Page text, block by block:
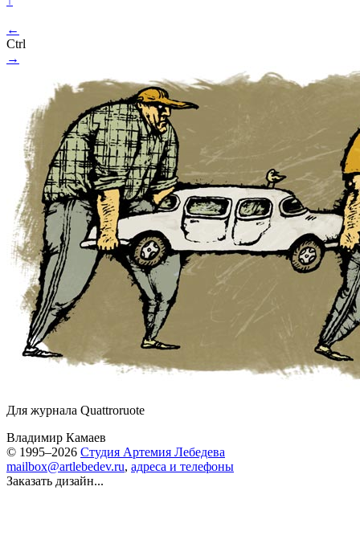
←
Ctrl
→
Для журнала Quattroruote
Владимир Камаев
© 1995–2026 Студия Артемия Лебедева
mailbox@artlebedev.ru, адреса и телефоны
Заказать дизайн...